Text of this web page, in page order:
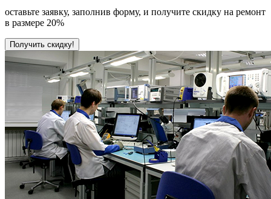
оставьте заявку, заполнив форму, и получите скидку на ремонт
в размере 20%
Получить скидку!